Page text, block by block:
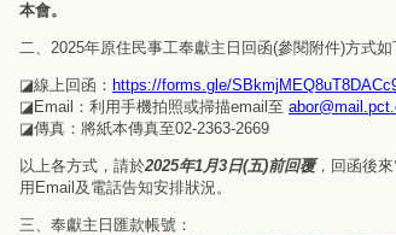
本會。
二、2025年原住民事工奉獻主日回函(參閱附件)方式如
◪線上回函： https://forms.gle/
◪Email：利用手機拍照或掃描email至
◪傳真：將紙本傳真至02-2363-2669
以上各方式，請於2025年1月3日(五)前回覆，回函後
用Email及電話告知安排狀況。
三、奉獻主日匯款帳號：